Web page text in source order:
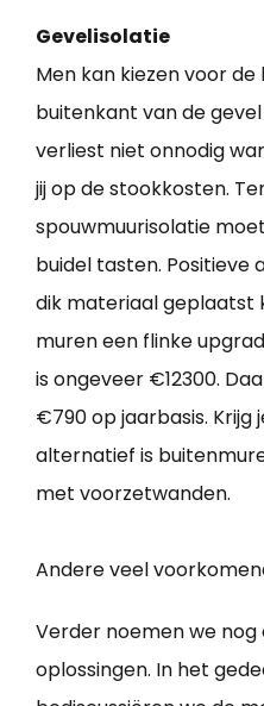
Gevelisolatie
Men kan kiezen voor
buitenkant van de
verliest niet onnodig
jij op de stookkosten.
spouwmuurisolatie
buidel tasten. Positieve
dik materiaal geplaatst
muren een flinke
is ongeveer €12300.
€790 op jaarbasis. Krijg
alternatief is
met voorzetwanden.
Andere veel
Verder noemen we
oplossingen. In het